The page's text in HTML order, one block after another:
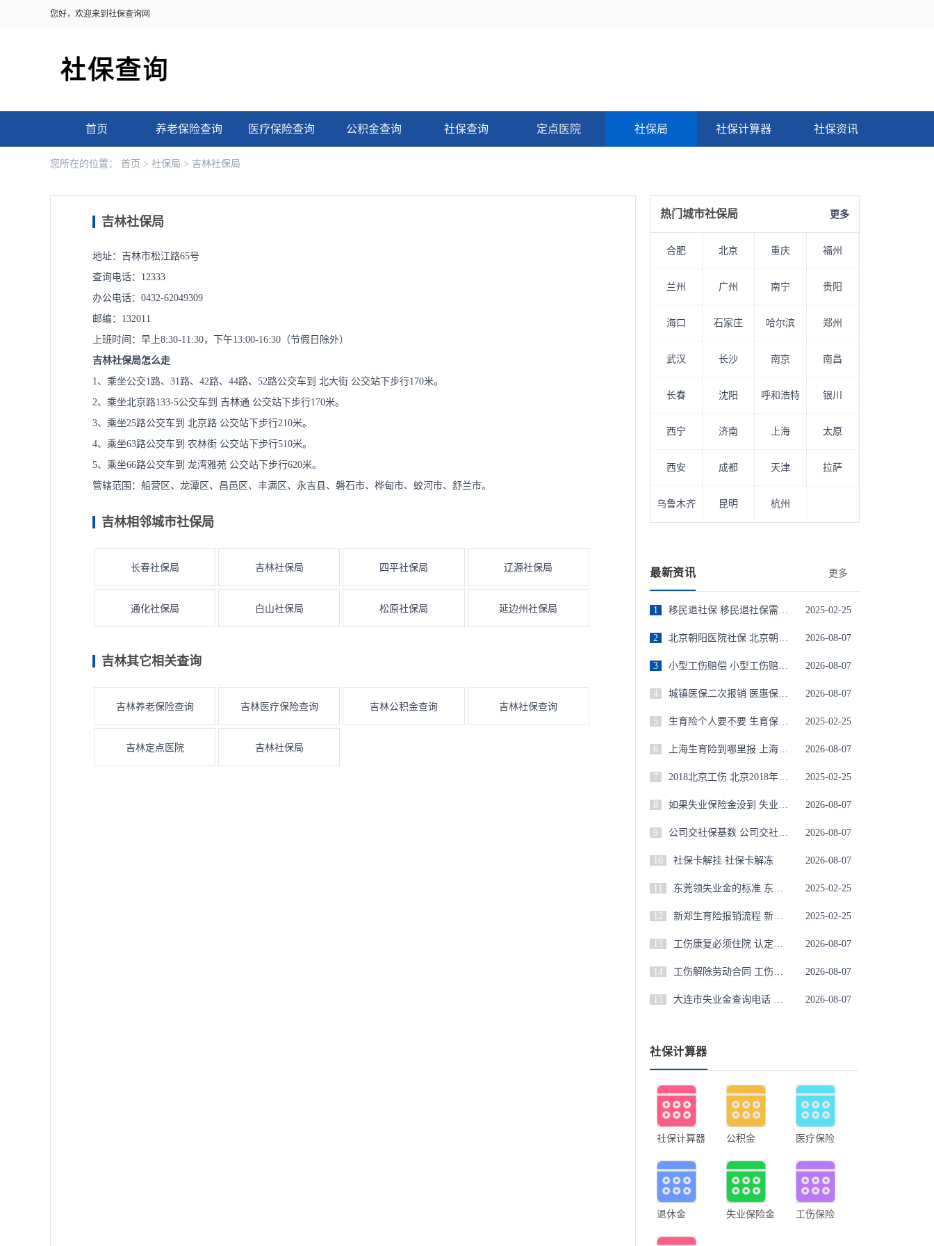
您好，欢迎来到社保查询网
首页 养老保险查询 医疗保险查询 公积金查询 社保查询 定点医院 社保局 社保计算器 社保资讯
您所在的位置： 首页 > 社保局 > 吉林社保局
吉林社保局
地址：吉林市松江路65号
查询电话：12333
办公电话：0432-62049309
邮编：132011
上班时间：早上8:30-11:30，下午13:00-16:30（节假日除外）
吉林社保局怎么走
1、乘坐公交1路、31路、42路、44路、52路公交车到 北大街 公交站下步行170米。
2、乘坐北京路133-5公交车到 吉林通 公交站下步行170米。
3、乘坐25路公交车到 北京路 公交站下步行210米。
4、乘坐63路公交车到 农林街 公交站下步行510米。
5、乘坐66路公交车到 龙湾雅苑 公交站下步行620米。
管辖范围：船营区、龙潭区、昌邑区、丰满区、永吉县、磐石市、桦甸市、蛟河市、舒兰市。
吉林相邻城市社保局
长春社保局 吉林社保局 四平社保局 辽源社保局
通化社保局 白山社保局 松原社保局 延边州社保局
吉林其它相关查询
吉林养老保险查询 吉林医疗保险查询 吉林公积金查询 吉林社保查询
吉林定点医院 吉林社保局
热门城市社保局 更多
合肥 北京 重庆 福州
兰州 广州 南宁 贵阳
海口 石家庄 哈尔滨 郑州
武汉 长沙 南京 南昌
长春 沈阳 呼和浩特 银川
西宁 济南 上海 太原
西安 成都 天津 拉萨
乌鲁木齐 昆明 杭州
最新资讯 更多
1 移民退社保 移民退社保需要多久到账 2025-02-25
2 北京朝阳医院社保 北京朝阳医院医保卡用选吗 2026-08-07
3 小型工伤赔偿 小型工伤赔偿标准 2026-08-07
4 城镇医保二次报销 医惠保1号报销条件 2026-08-07
5 生育险个人要不要 生育保险费个人需要缴纳吗 2025-02-25
6 上海生育险到哪里报 上海生育险怎么报销要给什么材料 2026-08-07
7 2018北京工伤 北京2018年工伤缴费基数 2025-02-25
8 如果失业保险金没到 失业保险金没领完 2026-08-07
9 公司交社保基数 公司交社保基数与工资不符怎么处理 2026-08-07
10 社保卡解挂 社保卡解冻 2026-08-07
东莞领失业金的标准 东莞领失业保险金条件 2025-02-25
12 新郑生育险报销流程 新郑生育险报销流程图 2025-02-25
13 工伤康复必须住院 认定为工伤,住院进行康复的费用能报销吗 2026-08-07
14 工伤解除劳动合同 工伤解除劳动合同怎样赔偿 2026-08-07
15 大连市失业金查询电话 大连失业保险金电话 2026-08-07
社保计算器
社保计算器 公积金 医疗保险
退休金 失业保险金 工伤保险